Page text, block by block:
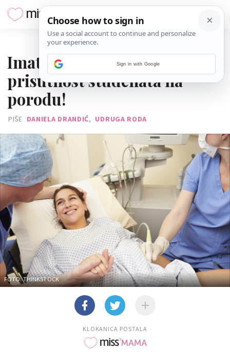
Imate pravo odbiti
prisutnost studenata na
porodu!
PIŠE DANIELA DRANDIĆ, UDRUGA RODA
FOTO: THINKSTOCK
KLOKANICA POSTALA
Sign in with Google